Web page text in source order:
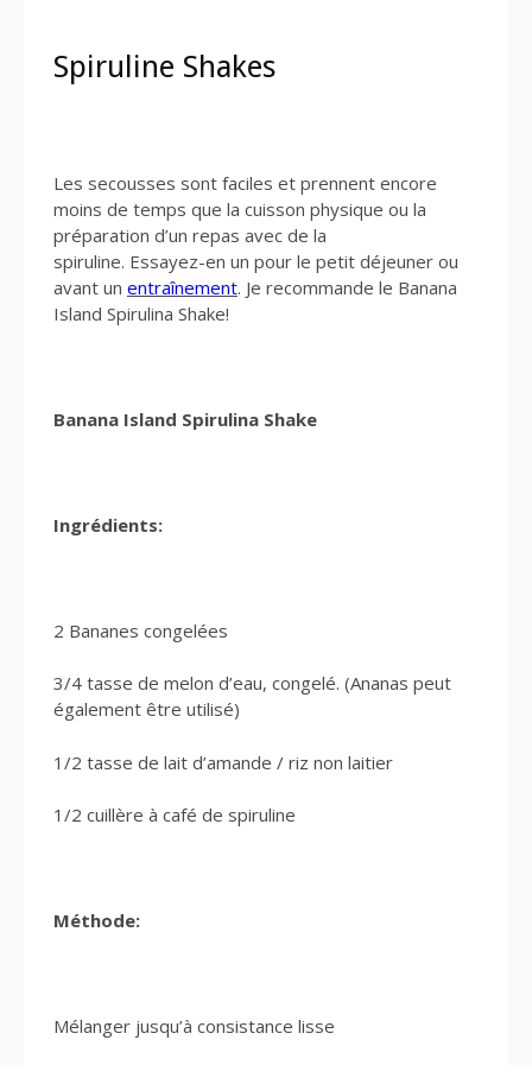
Spiruline Shakes
Les secousses sont faciles et prennent encore
moins de temps que la cuisson physique ou la
préparation d’un repas avec de la
spiruline. Essayez-en un pour le petit déjeuner ou
avant un entraînement. Je recommande le Banana
Island Spirulina Shake!
Banana Island Spirulina Shake
Ingrédients:
2 Bananes congelées
3/4 tasse de melon d’eau, congelé. (Ananas peut
également être utilisé)
1/2 tasse de lait d’amande / riz non laitier
1/2 cuillère à café de spiruline
Méthode:
Mélanger jusqu’à consistance lisse